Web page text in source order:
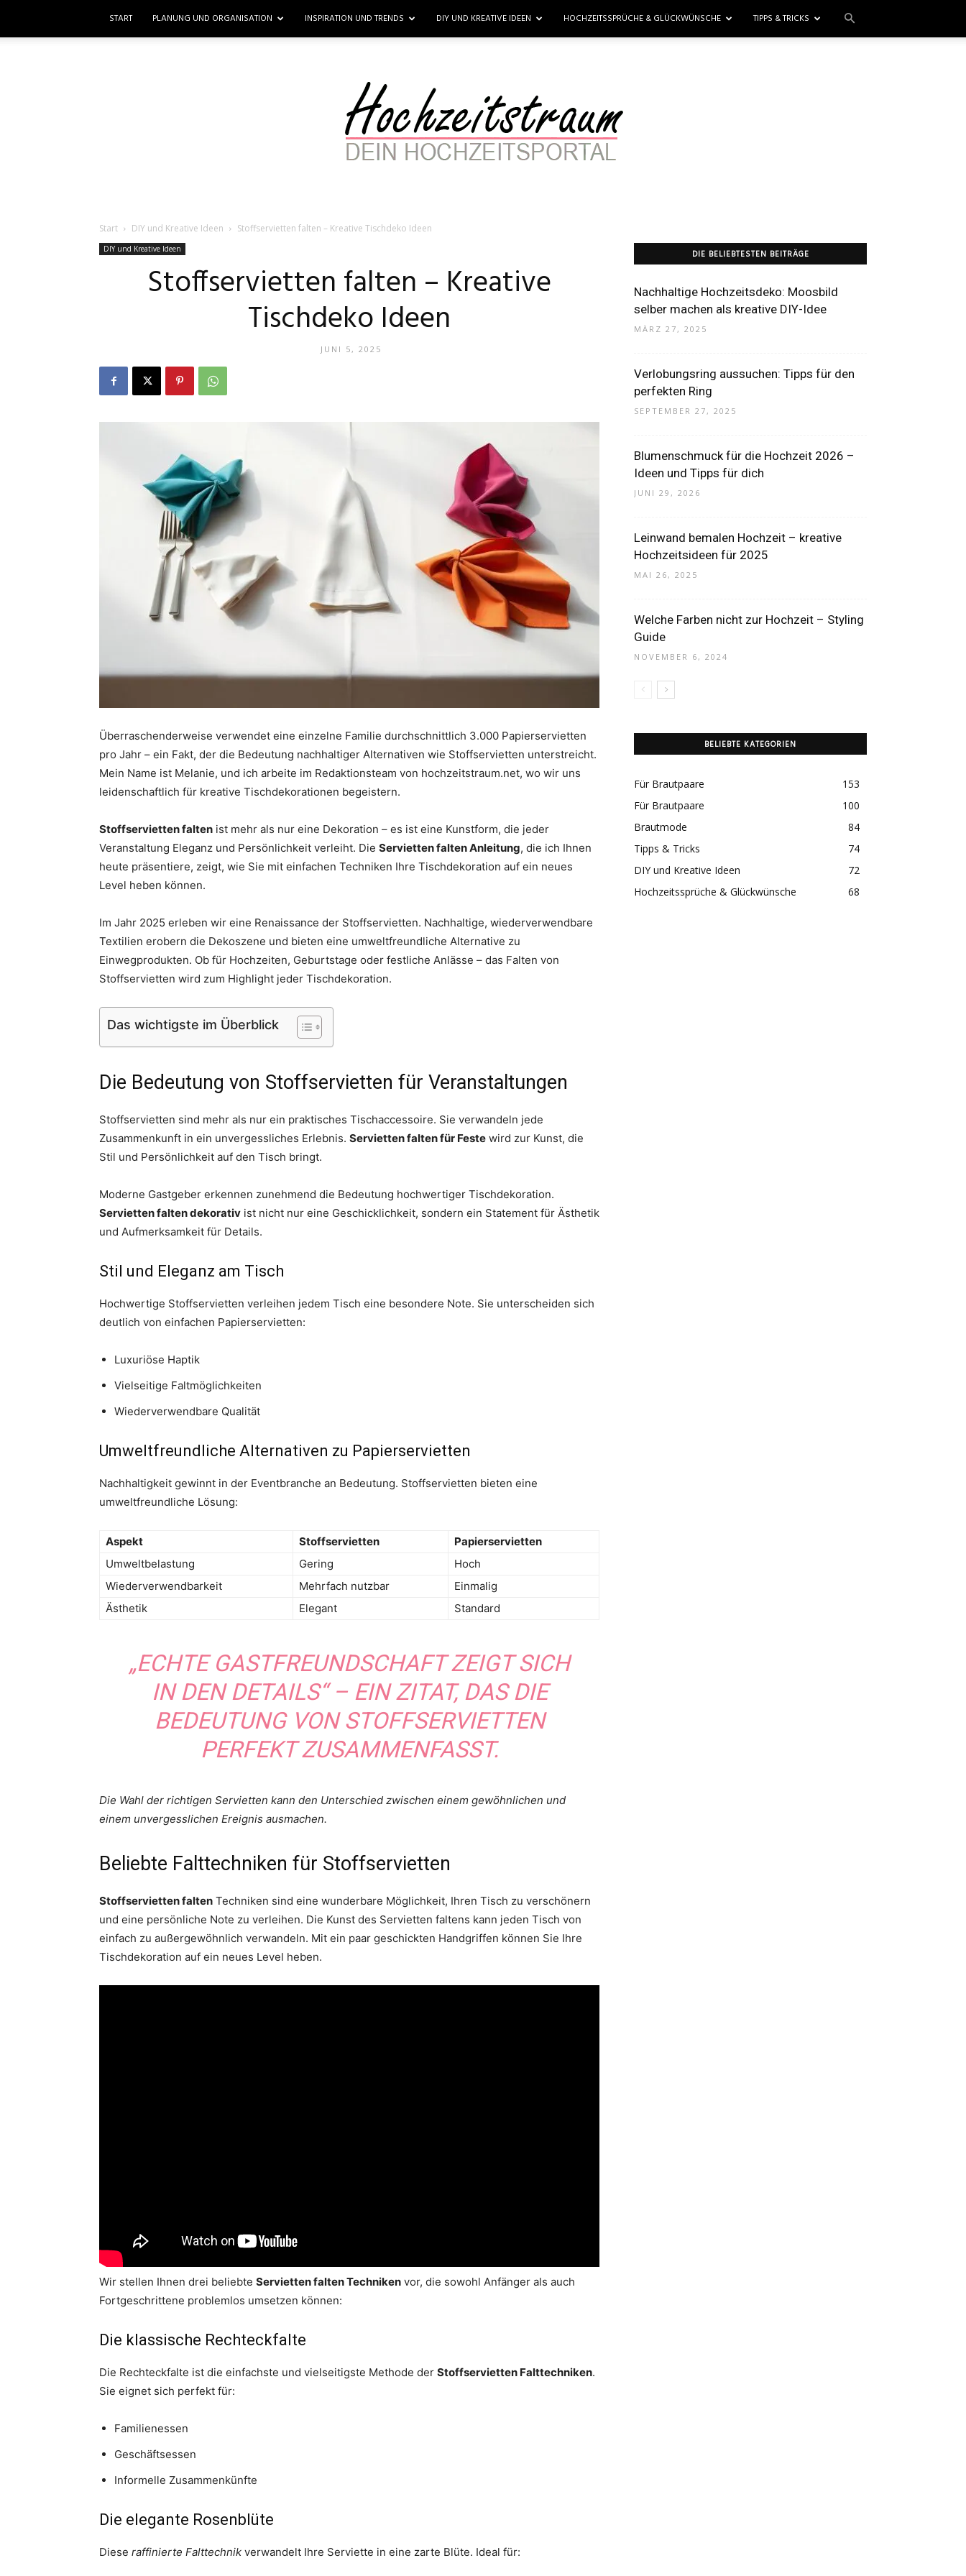
START PLANUNG UND ORGANISATION INSPIRATION UND TRENDS DIY UND KREATIVE IDEEN HOCHZEITSSPRÜCHE & GLÜCKWÜNSCHE TIPPS & TRICKS
Dein
Portal
Start DIY und Kreative Ideen Stoffservietten falten – Kreative Tischdeko Ideen
DIY und Kreative Ideen
Stoffservietten falten – Kreative
Tischdeko Ideen
JUNI 5, 2025
Überraschenderweise verwendet eine einzelne Familie durchschnittlich 3.000 Papierservietten
pro Jahr – ein Fakt, der die Bedeutung nachhaltiger Alternativen wie Stoffservietten unterstreicht.
Mein Name ist Melanie, und ich arbeite im Redaktionsteam von hochzeitstraum.net, wo wir uns
leidenschaftlich für kreative Tischdekorationen begeistern.
Stoffservietten falten ist mehr als nur eine Dekoration – es ist eine Kunstform, die jeder
Veranstaltung Eleganz und Persönlichkeit verleiht. Die Servietten falten Anleitung, die ich Ihnen
heute präsentiere, zeigt, wie Sie mit einfachen Techniken Ihre Tischdekoration auf ein neues
Level heben können.
Im Jahr 2025 erleben wir eine Renaissance der Stoffservietten. Nachhaltige, wiederverwendbare
Textilien erobern die Dekoszene und bieten eine umweltfreundliche Alternative zu
Einwegprodukten. Ob für Hochzeiten, Geburtstage oder festliche Anlässe – das Falten von
Stoffservietten wird zum Highlight jeder Tischdekoration.
Das wichtigste im Überblick
Die Bedeutung von Stoffservietten für Veranstaltungen
Stoffservietten sind mehr als nur ein praktisches Tischaccessoire. Sie verwandeln jede
Zusammenkunft in ein unvergessliches Erlebnis. Servietten falten für Feste wird zur Kunst, die
Stil und Persönlichkeit auf den Tisch bringt.
Moderne Gastgeber erkennen zunehmend die Bedeutung hochwertiger Tischdekoration.
Servietten falten dekorativ ist nicht nur eine Geschicklichkeit, sondern ein Statement für Ästhetik
und Aufmerksamkeit für Details.
Stil und Eleganz am Tisch
Hochwertige Stoffservietten verleihen jedem Tisch eine besondere Note. Sie unterscheiden sich
deutlich von einfachen Papierservietten:
Luxuriöse Haptik
Vielseitige Faltmöglichkeiten
Wiederverwendbare Qualität
Umweltfreundliche Alternativen zu Papierservietten
Nachhaltigkeit gewinnt in der Eventbranche an Bedeutung. Stoffservietten bieten eine
umweltfreundliche Lösung:
Aspekt Stoffservietten
Papierservietten
Umweltbelastung
Gering
Hoch
Wiederverwendbarkeit
Mehrfach nutzbar
Einmalig
Ästhetik
Elegant Standard
„ECHTE GASTFREUNDSCHAFT ZEIGT SICH
IN DEN DETAILS“ – EIN ZITAT, DAS DIE
BEDEUTUNG VON STOFFSERVIETTEN
PERFEKT ZUSAMMENFASST.
Die Wahl der richtigen Servietten kann den Unterschied zwischen einem gewöhnlichen und
einem unvergesslichen Ereignis ausmachen.
Beliebte Falttechniken für Stoffservietten
Stoffservietten falten Techniken sind eine wunderbare Möglichkeit, Ihren Tisch zu verschönern
und eine persönliche Note zu verleihen. Die Kunst des Servietten faltens kann jeden Tisch von
einfach zu außergewöhnlich verwandeln. Mit ein paar geschickten Handgriffen können Sie Ihre
Tischdekoration auf ein neues Level heben.
Wir stellen Ihnen drei beliebte Servietten falten Techniken vor, die sowohl Anfänger als auch
Fortgeschrittene problemlos umsetzen können:
Die klassische Rechteckfalte
Die Rechteckfalte ist die einfachste und vielseitigste Methode der Stoffservietten Falttechniken.
Sie eignet sich perfekt für:
Familienessen
Geschäftsessen
Informelle Zusammenkünfte
Die elegante Rosenblüte
Diese raffinierte Falttechnik verwandelt Ihre Serviette in eine zarte Blüte. Ideal für:
DIE BELIEBTESTEN BEITRÄGE
Nachhaltige Hochzeitsdeko: Moosbild
selber machen als kreative DIY-Idee
MÄRZ 27, 2025
Verlobungsring aussuchen: Tipps für den
perfekten Ring
SEPTEMBER 27, 2025
Blumenschmuck für die Hochzeit 2026 –
Ideen und Tipps für dich
JUNI 29, 2026
Leinwand bemalen Hochzeit – kreative
Hochzeitsideen für 2025
MAI 26, 2025
Welche Farben nicht zur Hochzeit – Styling
Guide
NOVEMBER 6, 2024
BELIEBTE KATEGORIEN
Für Brautpaare
153
Für Brautpaare
100
Brautmode
84
Tipps & Tricks
74
DIY und Kreative Ideen
72
Hochzeitssprüche & Glückwünsche
68